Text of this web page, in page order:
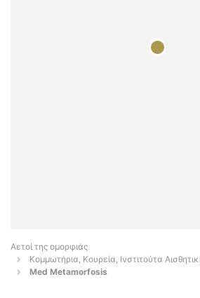
Αετοί της ομορφιάς
Κομμωτήρια, Κουρεία, Ινστιτούτα
Med Metamorfosis